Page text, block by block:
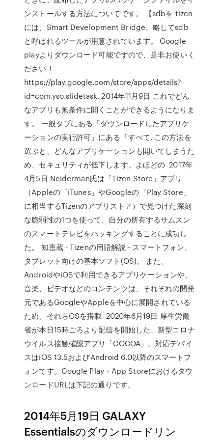
ンストールする方法についてです。 【sdbを tizen
には、Smart Development Bridge、略してsdb
と呼ばれるツールが用意されています。 Google
playよりダウンロード可能ですので、是非お使いく
ださい！
https://play.google.com/store/apps/details?
id=com.yso.slidetask. 2014年11月9日 これでどん
なアプリも無条件に開くことができるようになりま
す。 一般タブにある「ダウンロードしたアプリケ
ーションの実行許可」にある「すべて. この方法を
選ぶと、どんなアプリケーションも開いてしまうた
め、セキュリティが低下します。よほどの 2017年
4月5日 Neiderman氏は「Tizen Store」アプリ
（Appleの「iTunes」やGoogleの「Play Store」
に相当するTizenのアプリストア）で見つけた深刻
な脆弱性の1つを使って、自分の所有するサムスン
のスマートテレビをハッキングすることに成功し
た。 知恵蔵 - Tizenの用語解説 - スマートフォン、
タブレット向けの基本ソフト(OS)。 また、
AndroidやiOSで利用できるアプリケーションや、
音楽、ビデオなどのコンテンツは、それぞれの開発
元であるGoogleやAppleを中心に展開されている
ため、それらOSを搭載 2020年6月19日 厚生労働
省が本日15時ごろより配信を開始した、新型コロナ
ウイルス接触確認アプリ「COCOA」。対応デバイ
スはiOS 13.5およびAndroid 6.0以降のスマートフ
ォンです。Google Play・App Storeにおけるダウ
ンロードURLは下記の通りです。
2014年5月19日 GALAXY
Essentialsのダウンロードリン